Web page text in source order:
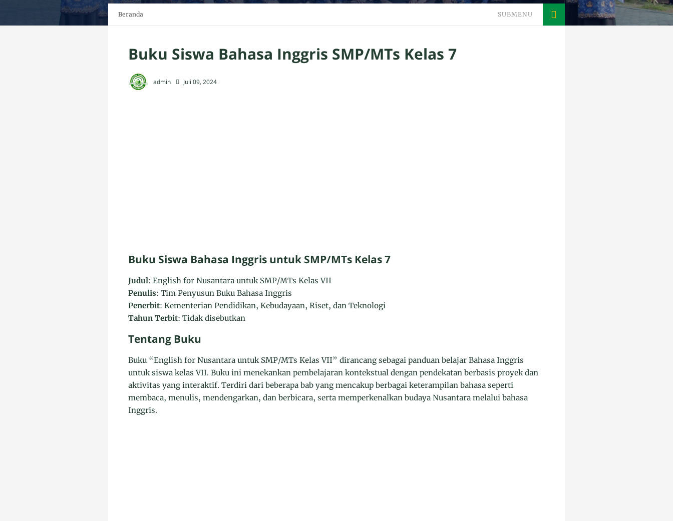
Beranda SUBMENU
Buku Siswa Bahasa Inggris SMP/MTs Kelas 7
admin Juli 09, 2024
Buku Siswa Bahasa Inggris untuk SMP/MTs Kelas 7
Judul: English for Nusantara untuk SMP/MTs Kelas VII
Penulis: Tim Penyusun Buku Bahasa Inggris
Penerbit: Kementerian Pendidikan, Kebudayaan, Riset, dan Teknologi
Tahun Terbit: Tidak disebutkan
Tentang Buku
Buku “English for Nusantara untuk SMP/MTs Kelas VII” dirancang sebagai panduan belajar Bahasa Inggris
untuk siswa kelas VII. Buku ini menekankan pembelajaran kontekstual dengan pendekatan berbasis proyek dan
aktivitas yang interaktif. Terdiri dari beberapa bab yang mencakup berbagai keterampilan bahasa seperti
membaca, menulis, mendengarkan, dan berbicara, serta memperkenalkan budaya Nusantara melalui bahasa
Inggris.